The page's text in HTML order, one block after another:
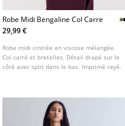
Robe Midi Bengaline Col Carre
29,99 €
Robe midi cintrée en viscose mélangée.
Col carré et bretelles. Détail drapé sur le
côté avec split dans le bas. Imprimé rayé.